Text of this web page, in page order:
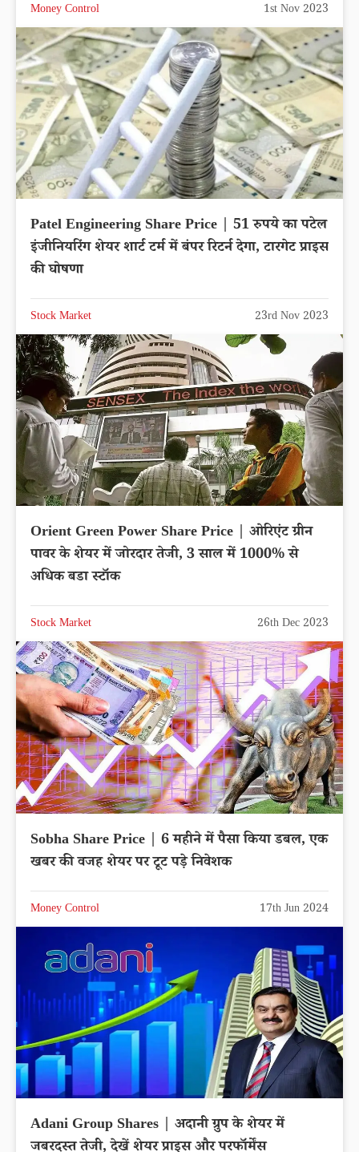
Money Control 1st Nov 2023
Patel Engineering Share Price | 51 रुपये का पटेल
इंजीनियरिंग शेयर शार्ट टर्म में बंपर रिटर्न देगा, टारगेट प्राइस
की घोषणा
Stock Market 23rd Nov 2023
Orient Green Power Share Price | ओरिएंट ग्रीन
पावर के शेयर में जोरदार तेजी, 3 साल में 1000% से
अधिक बडा स्टॉक
Stock Market 26th Dec 2023
Sobha Share Price | 6 महीने में पैसा किया डबल, एक
खबर की वजह शेयर पर टूट पड़े निवेशक
Money Control 17th Jun 2024
Adani Group Shares | अदानी ग्रुप के शेयर में